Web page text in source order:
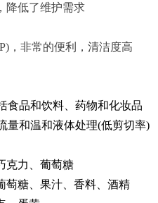
降低了维护需求
，非常的便利，清洁度高
食品和饮料、药物和化妆品
量和温和液体处理(低剪切率)
克力、葡萄糖
萄糖、果汁、香料、酒精